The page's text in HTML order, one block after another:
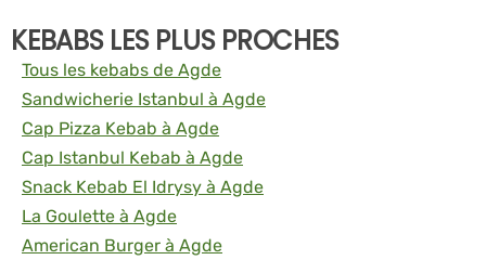
KEBABS LES PLUS PROCHES
Tous les kebabs de Agde
Sandwicherie Istanbul à Agde
Cap Pizza Kebab à Agde
Cap Istanbul Kebab à Agde
Snack Kebab El Idrysy à Agde
La Goulette à Agde
American Burger à Agde